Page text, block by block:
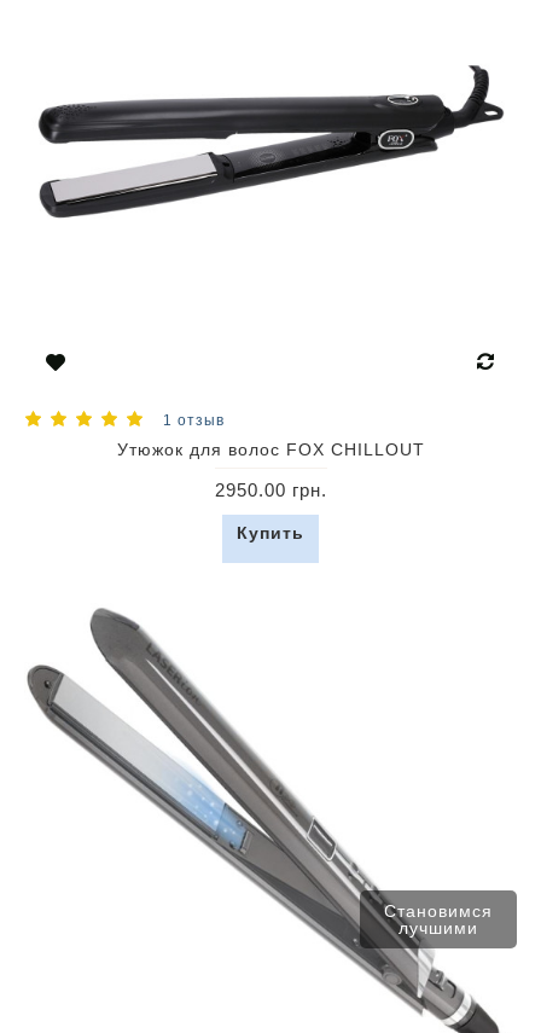
1 отзыв
Утюжок для волос FOX CHILLOUT
2950.00 грн.
Купить
Становимся
лучшими